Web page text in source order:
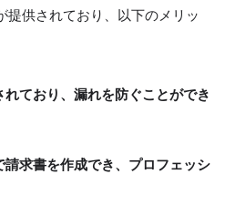
供されており、以下のメリッ
ており、漏れを防ぐことができ
求書を作成でき、プロフェッシ